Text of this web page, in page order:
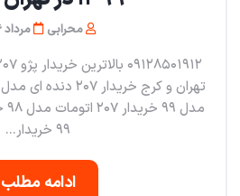
محرابی مرداد 16, 1404
۹۹ خریدار...
ادامه مطلب